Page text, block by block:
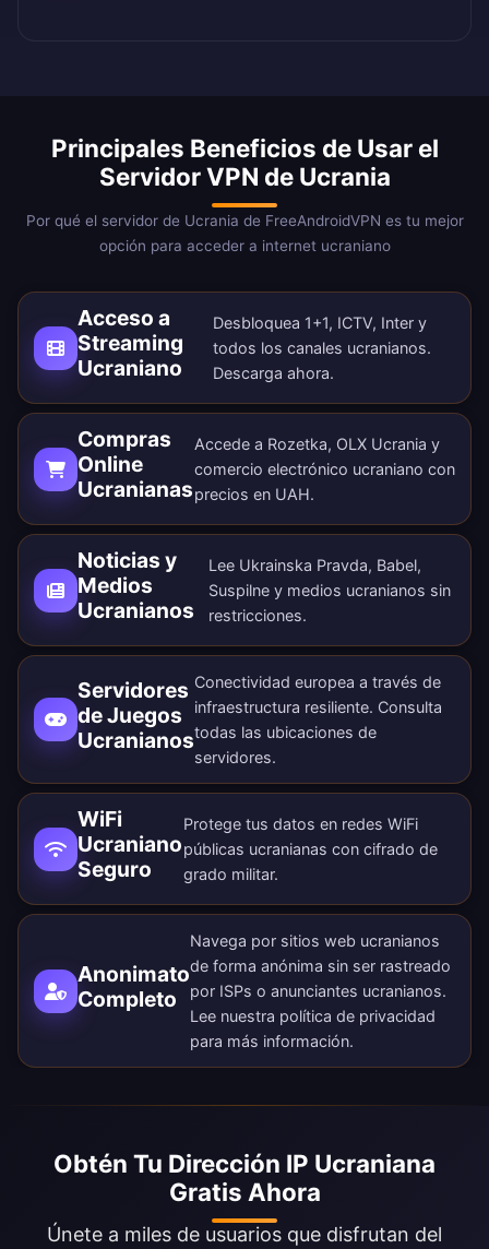
Principales Beneficios de Usar el
Servidor VPN de Ucrania
Por qué el servidor de Ucrania de FreeAndroidVPN es tu mejor
opción para acceder a internet ucraniano
Acceso a
Streaming
Ucraniano
Desbloquea 1+1, ICTV, Inter y
todos los canales ucranianos.
Descarga ahora.
Compras
Online
Ucranianas
Accede a Rozetka, OLX Ucrania y
comercio electrónico ucraniano con
precios en UAH.
Noticias y
Medios
Ucranianos
Lee Ukrainska Pravda, Babel,
Suspilne y medios ucranianos sin
restricciones.
Servidores
de Juegos
Ucranianos
Conectividad europea a través de
infraestructura resiliente. Consulta
todas las ubicaciones de
servidores.
WiFi
Ucraniano
Seguro
Protege tus datos en redes WiFi
públicas ucranianas con cifrado de
grado militar.
Anonimato
Completo
Navega por sitios web ucranianos
de forma anónima sin ser rastreado
por ISPs o anunciantes ucranianos.
Lee nuestra política de privacidad
para más información.
Obtén Tu Dirección IP Ucraniana
Gratis Ahora
Únete a miles de usuarios que disfrutan del